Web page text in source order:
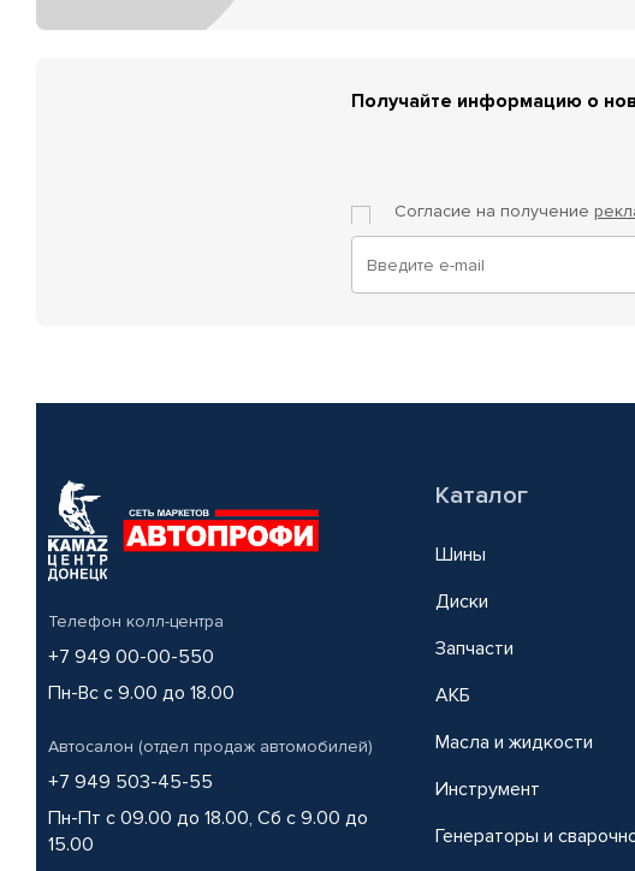
Получайте информацию о
Согласие на получение
Телефон колл-центра
+7 949 00-00-550
Пн-Вс с 9.00 до 18.00
Автосалон (отдел продаж автомобилей)
+7 949 503-45-55
Пн-Пт с 09.00 до 18.00, Сб с 9.00 до
15.00
Каталог
Шины
Диски
Запчасти
АКБ
Масла и жидкости
Инструмент
Генераторы и